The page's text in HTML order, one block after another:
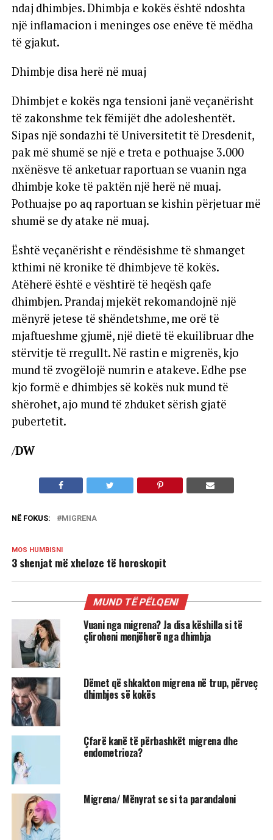
ndaj dhimbjes. Dhimbja e kokës është ndoshta
një inflamacion i meninges ose enëve të mëdha
të gjakut.
Dhimbje disa herë në muaj
Dhimbjet e kokës nga tensioni janë veçanërisht
të zakonshme tek fëmijët dhe adoleshentët.
Sipas një sondazhi të Universitetit të Dresdenit,
pak më shumë se një e treta e pothuajse 3.000
nxënësve të anketuar raportuan se vuanin nga
dhimbje koke të paktën një herë në muaj.
Pothuajse po aq raportuan se kishin përjetuar më
shumë se dy atake në muaj.
Është veçanërisht e rëndësishme të shmanget
kthimi në kronike të dhimbjeve të kokës.
Atëherë është e vështirë të heqësh qafe
dhimbjen. Prandaj mjekët rekomandojnë një
mënyrë jetese të shëndetshme, me orë të
mjaftueshme gjumë, një dietë të ekuilibruar dhe
stërvitje të rregullt. Në rastin e migrenës, kjo
mund të zvogëlojë numrin e atakeve. Edhe pse
kjo formë e dhimbjes së kokës nuk mund të
shërohet, ajo mund të zhduket sërish gjatë
pubertetit.
/DW
NË FOKUS: MIGRENA
MOS HUMBISNI
3 shenjat më xheloze të horoskopit
MUND TË PËLQENI
Vuani nga migrena? Ja disa këshilla si të
çliroheni menjëherë nga dhimbja
Dëmet që shkakton migrena në trup, përveç
dhimbjes së kokës
Çfarë kanë të përbashkët migrena dhe
endometrioza?
Migrena/ Mënyrat se si ta parandaloni